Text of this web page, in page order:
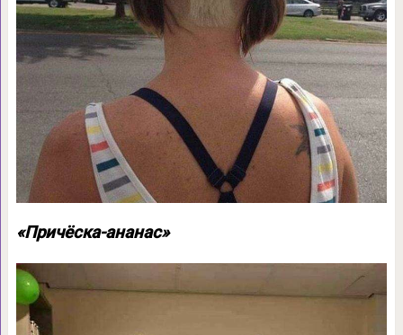
«Причёска-ананас»